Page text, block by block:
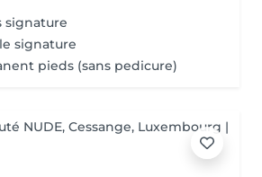
signature
signature
pieds (sans pedicure)